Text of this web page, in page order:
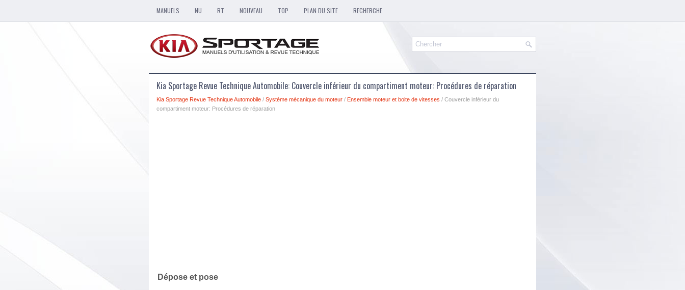
MANUELS NU RT NOUVEAU TOP PLAN DU SITE RECHERCHE
Kia Sportage Revue Technique Automobile: Couvercle inférieur du compartiment moteur: Procédures de réparation
Kia Sportage Revue Technique Automobile / Système mécanique du moteur / Ensemble moteur et boite de vitesses / Couvercle inférieur du
compartiment moteur: Procédures de réparation
Dépose et pose